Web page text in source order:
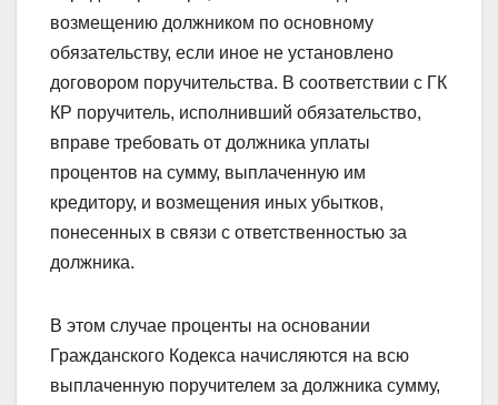
возмещению должником по основному
обязательству, если иное не установлено
договором поручительства. В соответствии с ГК
КР поручитель, исполнивший обязательство,
вправе требовать от должника уплаты
процентов на сумму, выплаченную им
кредитору, и возмещения иных убытков,
понесенных в связи с ответственностью за
должника.
В этом случае проценты на основании
Гражданского Кодекса начисляются на всю
выплаченную поручителем за должника сумму,